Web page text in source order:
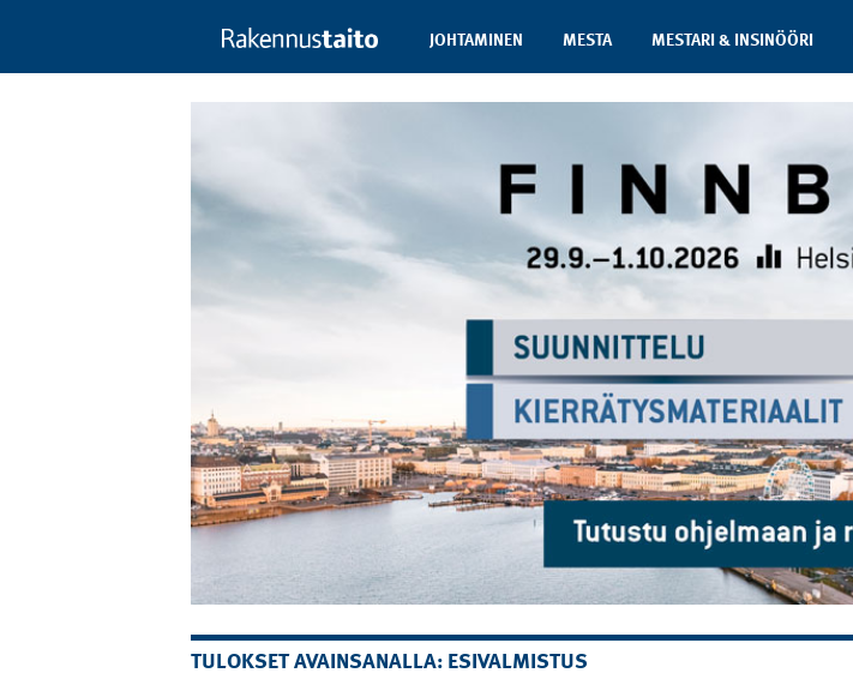
JOHTAMINEN MESTA MESTARI & INSINÖÖRI
TULOKSET AVAINSANALLA: ESIVALMISTUS